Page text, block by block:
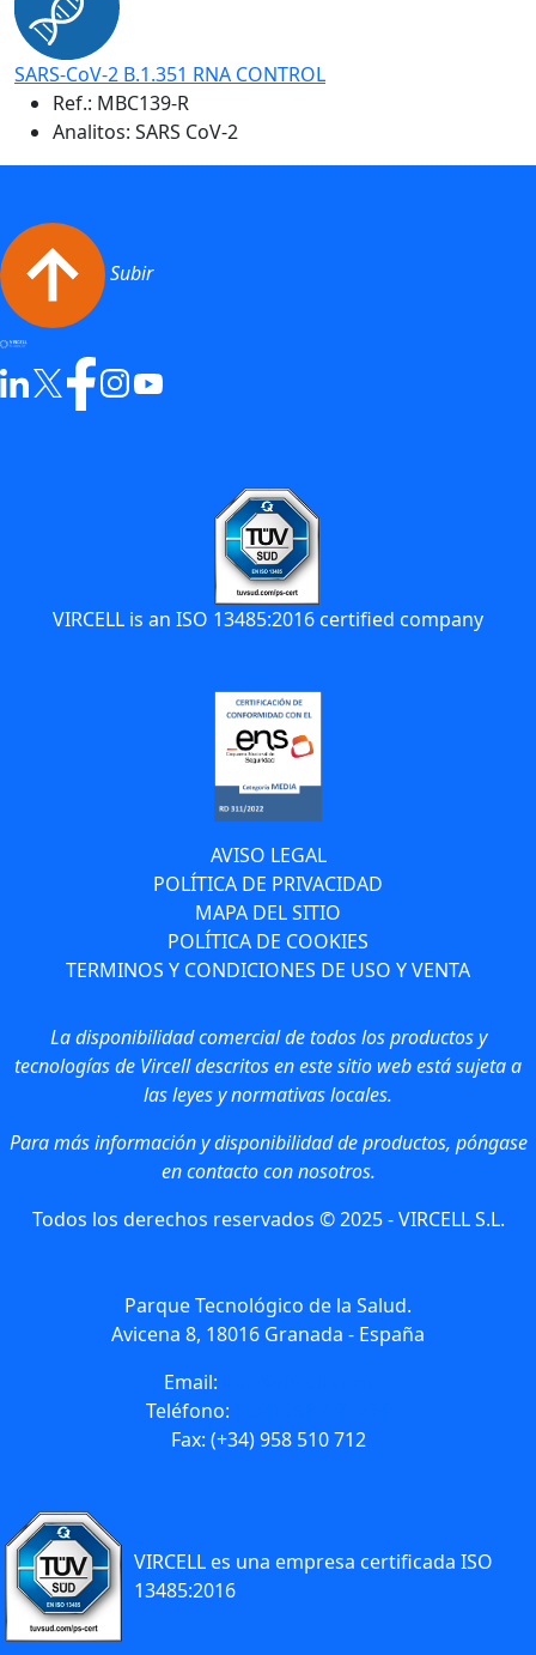
SARS-CoV-2 B.1.351 RNA CONTROL
Ref.: MBC139-R
Analitos: SARS CoV-2
Subir
VIRCELL is an ISO 13485:2016 certified company
AVISO LEGAL
POLÍTICA DE PRIVACIDAD
MAPA DEL SITIO
POLÍTICA DE COOKIES
TERMINOS Y CONDICIONES DE USO Y VENTA
La disponibilidad comercial de todos los productos y
tecnologías de Vircell descritos en este sitio web está sujeta a
las leyes y normativas locales.
Para más información y disponibilidad de productos, póngase
en contacto con nosotros.
Todos los derechos reservados © 2025 - VIRCELL S.L.
Parque Tecnológico de la Salud.
Avicena 8, 18016 Granada - España
Email:
Teléfono:
Fax: (+34) 958 510 712
VIRCELL es una empresa certificada ISO
13485:2016